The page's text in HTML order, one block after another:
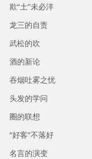
欺“土”未必洋
龙三的自责
武松的吹
酒的新论
吞烟吐雾之忧
头发的学问
圈的联想
“好客”不落好
名言的演变